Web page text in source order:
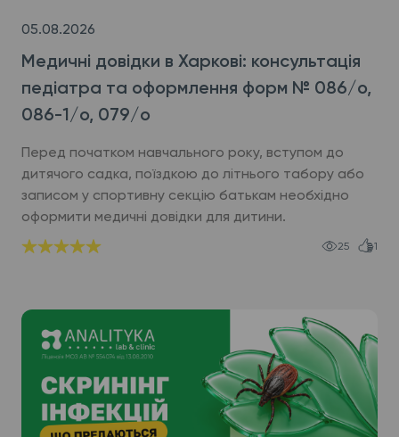
05.08.2026
Медичні довідки в Харкові: консультація
педіатра та оформлення форм № 086/о,
086-1/о, 079/о
Перед початком навчального року, вступом до
дитячого садка, поїздкою до літнього табору або
записом у спортивну секцію батькам необхідно
оформити медичні довідки для дитини.
25 1